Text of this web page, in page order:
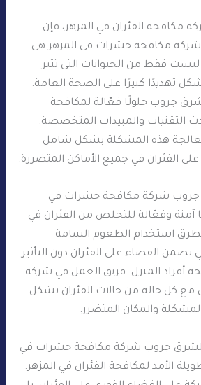
مكافحة الفئران في المزهر، فإن
مكافحة حشرات في المزهر هي
ليست فقط من الحيوانات التي تثير
تهديدًا كبيرًا على الصحة العامة.
جروب حلولًا فعّالة لمكافحة
التقنيات والمبيدات المتخصصة.
هذه المشكلة بشكل شامل
الفئران في جميع الأماكن المتضررة.
جروب شركة مكافحة حشرات في
آمنة وفعّالة للتخلص من الفئران في
استخدام الطعوم السامة
تضمن القضاء على الفئران دون التأثير
أفراد المنزل. فريق العمل في شركة
كل حالة من حالات الفئران بشكل
والمكان المتضرر.
جروب شركة مكافحة حشرات في
الأمد لمكافحة الفئران في المزهر.